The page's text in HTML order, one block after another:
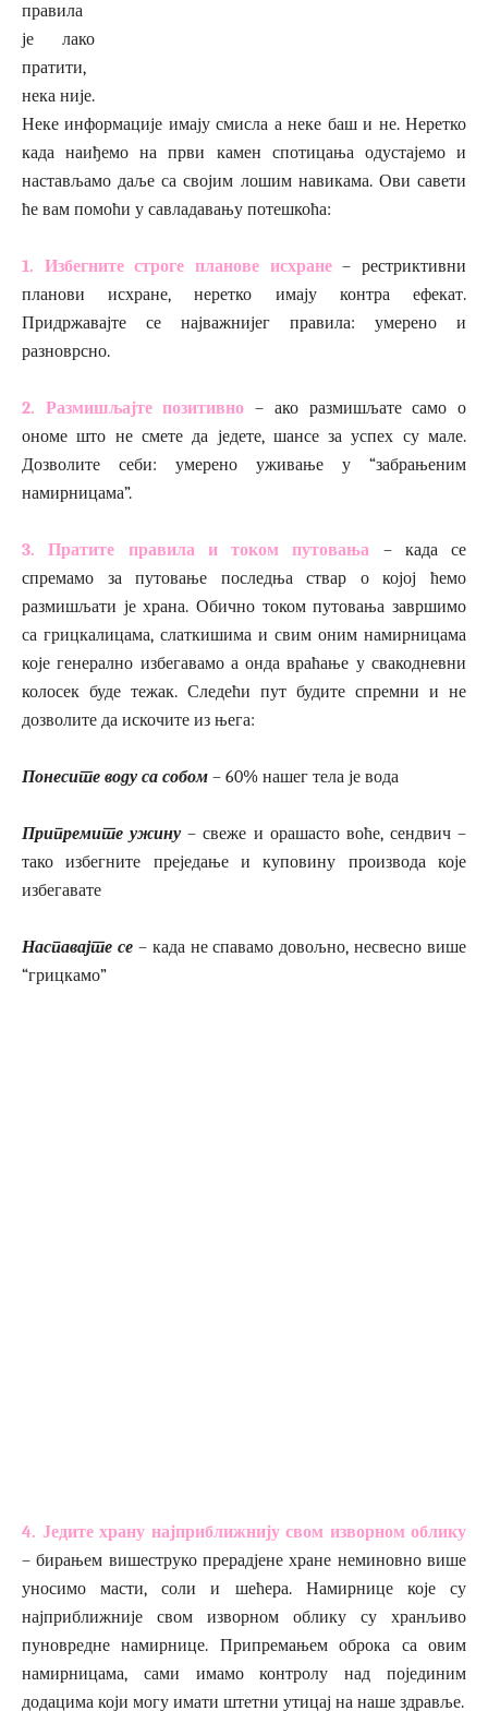
правила
је лако
пратити,
нека није.
Неке информације имају смисла а неке баш и не. Неретко
када наиђемо на први камен спотицања одустајемо и
настављамо даље са својим лошим навикама. Ови савети
ће вам помоћи у савладавању потешкоћа:
1. Избегните строге планове исхране – рестриктивни
планови исхране, неретко имају контра ефекат.
Придржавајте се најважнијег правила: умерено и
разноврсно.
2. Размишљајте позитивно – ако размишљате само о
ономе што не смете да једете, шансе за успех су мале.
Дозволите себи: умерено уживање у “забрањеним
намирницама”.
3. Пратите правила и током путовања
– када се
спремамо за путовање последња ствар о којој ћемо
размишљати је храна. Обично током путовања завршимо
са грицкалицама, слаткишима и свим оним намирницама
које генерално избегавамо а онда враћање у свакодневни
колосек буде тежак. Следећи пут будите спремни и не
дозволите да искочите из њега:
Понесите воду са собом – 60% нашег тела је вода
Припремите ужину – свеже и орашасто воће, сендвич –
тако избегните преједање и куповину производа које
избегавате
Наспавајте се– када не спавамо довољно, несвесно више
“грицкамо”
4. Једите храну најприближнију свом изворном облику
– бирањем вишеструко прерадјене хране неминовно више
уносимо масти, соли и шећера. Намирнице које су
најприближније свом изворном облику су хранљиво
пуновредне намирнице. Припремањем оброка са овим
намирницама, сами имамо контролу над појединим
додацима који могу имати штетни утицај на наше здравље.